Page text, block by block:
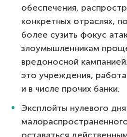
обеспечения,
конкретных отраслях,
более сузить фокус
злоумышленникам
вредоносной
это учреждения,
и в числе прочих банки.
Эксплойты нулевого